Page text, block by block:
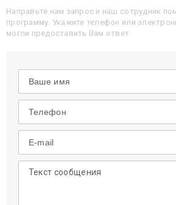
Направьте нам запрос и наш сотрудник
программу. Укажите телефон или
могли предоставить Вам ответ.